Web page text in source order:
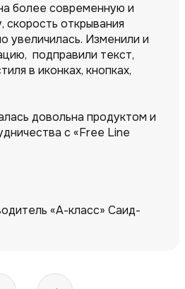
более современную и
открывания
увеличилась. Изменили и
подправили текст,
в иконках, кнопках,
довольна продуктом и
с «Free Line
«А-класс» Саид-